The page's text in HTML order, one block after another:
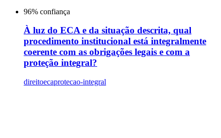
96% confiança
À luz do ECA e da situação descrita, qual
procedimento institucional está integralmente
coerente com as obrigações legais e com a
proteção integral?
direitoecaprotecao-integral